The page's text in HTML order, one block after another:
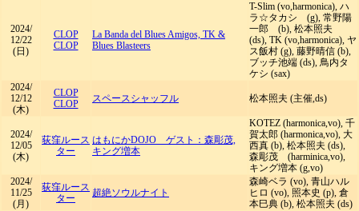
2024/
12/22
(日)
CLOP
CLOP
La Banda del Blues Amigos, TK &
Blues Blasteers
T-Slim (vo,harmonica), ハ
ラ☆タカシ (g), 常野陽
一郎 (b), 松本照夫
(ds), TK (vo,harmonica), ヤ
ス飯村 (g), 藤野晴信 (b),
ブッチ池端 (ds), 鳥内タ
ケシ (sax)
2024/
12/12
(木)
CLOP
CLOP
スペースシャッフル 松本照夫 (主催,ds)
2024/
12/05
(木)
荻窪ルース
ター
はもにかDOJO ゲスト：森彫茂,
キング増本
KOTEZ (harmonica,vo), 千
賀太郎 (harmonica,vo), 大
西真 (b), 松本照夫 (ds),
森彫茂 (harminica,vo),
キング増本 (g,vo)
2024/
11/25
(月)
荻窪ルース
ター
超絶ソウルナイト
森崎ベラ (vo), 青山ハル
ヒロ (vo), 照本史 (p), 倉
本巳典 (b), 松本照夫 (ds)